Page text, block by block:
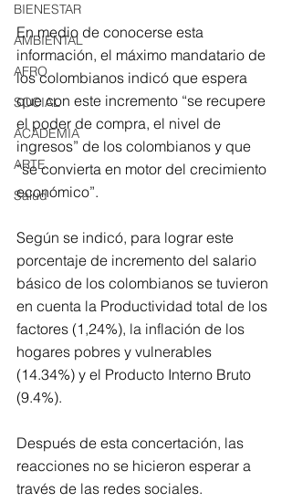
BIENESTAR
AMBIENTAL
AFRO
SOCIAL
ACADEMIA
ARTE
Salud
En medio de conocerse esta
información, el máximo mandatario de
los colombianos indicó que espera
que con este incremento “se recupere
el poder de compra, el nivel de
ingresos” de los colombianos y que
“se convierta en motor del crecimiento
económico”.
Según se indicó, para lograr este
porcentaje de incremento del salario
básico de los colombianos se tuvieron
en cuenta la Productividad total de los
factores (1,24%), la inflación de los
hogares pobres y vulnerables
(14.34%) y el Producto Interno Bruto
(9.4%).
Después de esta concertación, las
reacciones no se hicieron esperar a
través de las redes sociales.